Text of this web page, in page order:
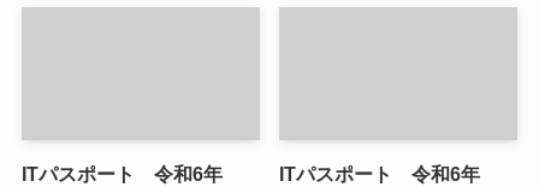
ITパスポート 令和6年
ITパスポート 令和6年